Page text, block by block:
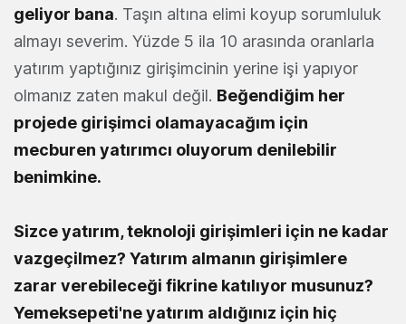
geliyor bana. Taşın altına elimi koyup sorumluluk
almayı severim. Yüzde 5 ila 10 arasında oranlarla
yatırım yaptığınız girişimcinin yerine işi yapıyor
olmanız zaten makul değil. Beğendiğim her
projede girişimci olamayacağım için
mecburen yatırımcı oluyorum denilebilir
benimkine.
Sizce yatırım, teknoloji girişimleri için ne kadar
vazgeçilmez? Yatırım almanın girişimlere
zarar verebileceği fikrine katılıyor musunuz?
Yemeksepeti'ne yatırım aldığınız için hiç